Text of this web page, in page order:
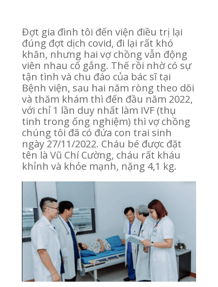
Đợt gia đình tôi đến viện điều trị lại
đúng đợt dịch covid, đi lại rất khó
khăn, nhưng hai vợ chồng vẫn động
viên nhau cố gắng. Thế rồi nhờ có sự
tận tình và chu đáo của bác sĩ tại
Bệnh viện, sau hai năm ròng theo dõi
và thăm khám thì đến đầu năm 2022,
với chỉ 1 lần duy nhất làm IVF (thụ
tinh trong ống nghiệm) thì vợ chồng
chúng tôi đã có đứa con trai sinh
ngày 27/11/2022. Cháu bé được đặt
tên là Vũ Chí Cường, cháu rất kháu
khỉnh và khỏe mạnh, nặng 4,1 kg.